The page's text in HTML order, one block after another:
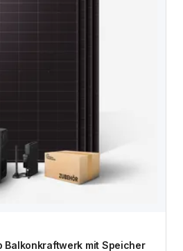
Angebot
Balkonkraftwerk mit Speicher